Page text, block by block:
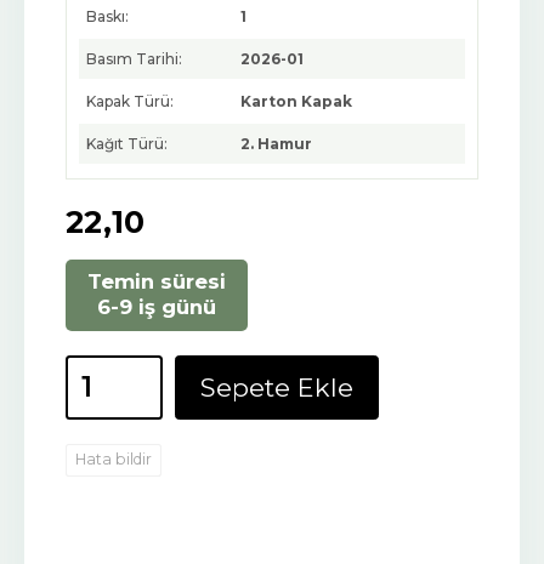
Baskı: 1
Basım Tarihi: 2026-01
Kapak Türü: Karton Kapak
Kağıt Türü: 2. Hamur
22,10
Temin süresi
6-9 iş günü
Sepete Ekle
Hata bildir